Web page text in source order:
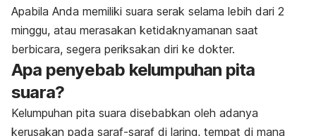
Apabila Anda memiliki suara serak selama lebih dari 2
minggu, atau merasakan ketidaknyamanan saat
berbicara, segera periksakan diri ke dokter.
Apa penyebab kelumpuhan pita
suara?
Kelumpuhan pita suara disebabkan oleh adanya
kerusakan pada saraf-saraf di laring, tempat di mana